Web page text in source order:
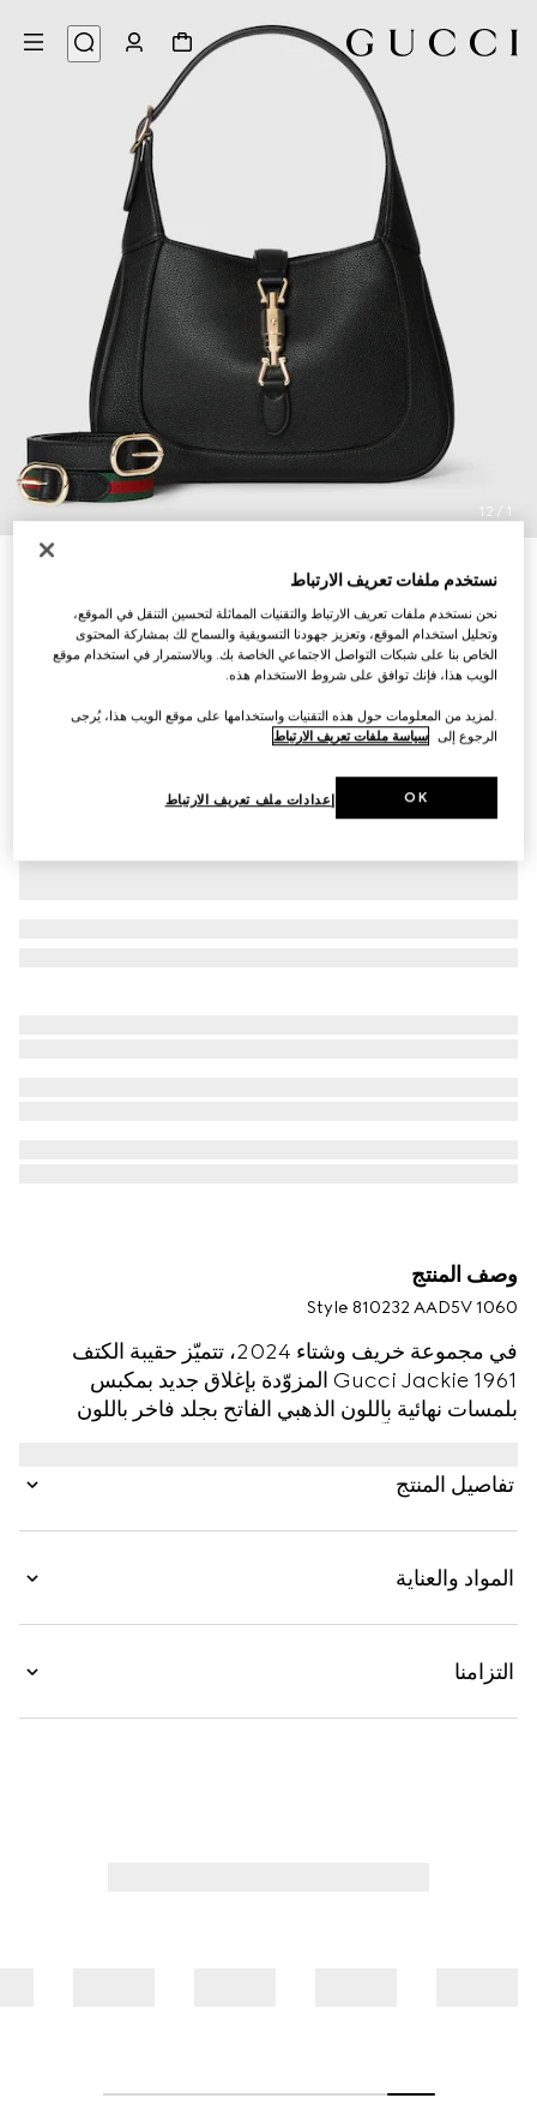
/
12
حقيبة Gucci Jackie 1961 متوسطة الحجم
SAR 15,400
تنويعاتجلد باللون الأسود
وصف المنتج
Style ‎810232 AAD5V 1060
في مجموعة خريف وشتاء 2024، تتميّز حقيبة الكتف
Gucci Jackie 1961 المزوّدة بإغلاق جديد بمكبس
بلمسات نهائية باللون الذهبي الفاتح بجلد فاخر باللون
متوسطة الحجم مع حزام من الجلد وحزام إضافي بنقش
شريط ويب باللونين الأخضر والأحمر لتوفير خيارات تنسيق
تفاصيل المنتج
المواد والعناية
التزامنا
نستخدم ملفات تعريف الارتباط
نحن نستخدم ملفات تعريف الارتباط والتقنيات المماثلة لتحسين التنقل في الموقع،
وتحليل استخدام الموقع، وتعزيز جهودنا التسويقية والسماح لك بمشاركة المحتوى
الخاص بنا على شبكات التواصل الاجتماعي الخاصة بك. وبالاستمرار في استخدام موقع
الويب هذا، فإنك توافق على شروط الاستخدام هذه.
.لمزيد من المعلومات حول هذه التقنيات واستخدامها على موقع الويب هذا، يُرجى
الرجوع إلى سياسة ملفات تعريف الارتباط
إعدادات ملف تعريف الارتباط OK